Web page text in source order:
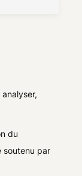
du
soutenu par